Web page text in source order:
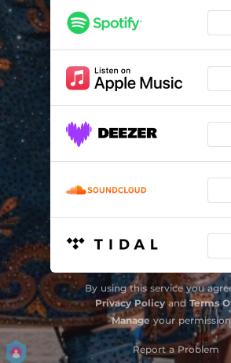
Razões
Tempo
By using this service you
Privacy Policyand Terms
Manage your
Report a Problem